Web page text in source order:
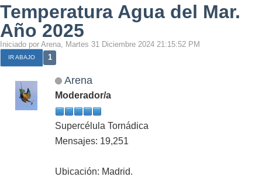
Temperatura Agua del Mar.
Año 2025
Iniciado por Arena, Martes 31 Diciembre 2024 21:15:52 PM
IR ABAJO 1
Arena
Moderador/a
Supercélula Tornádica
Mensajes: 19,251
Ubicación: Madrid.